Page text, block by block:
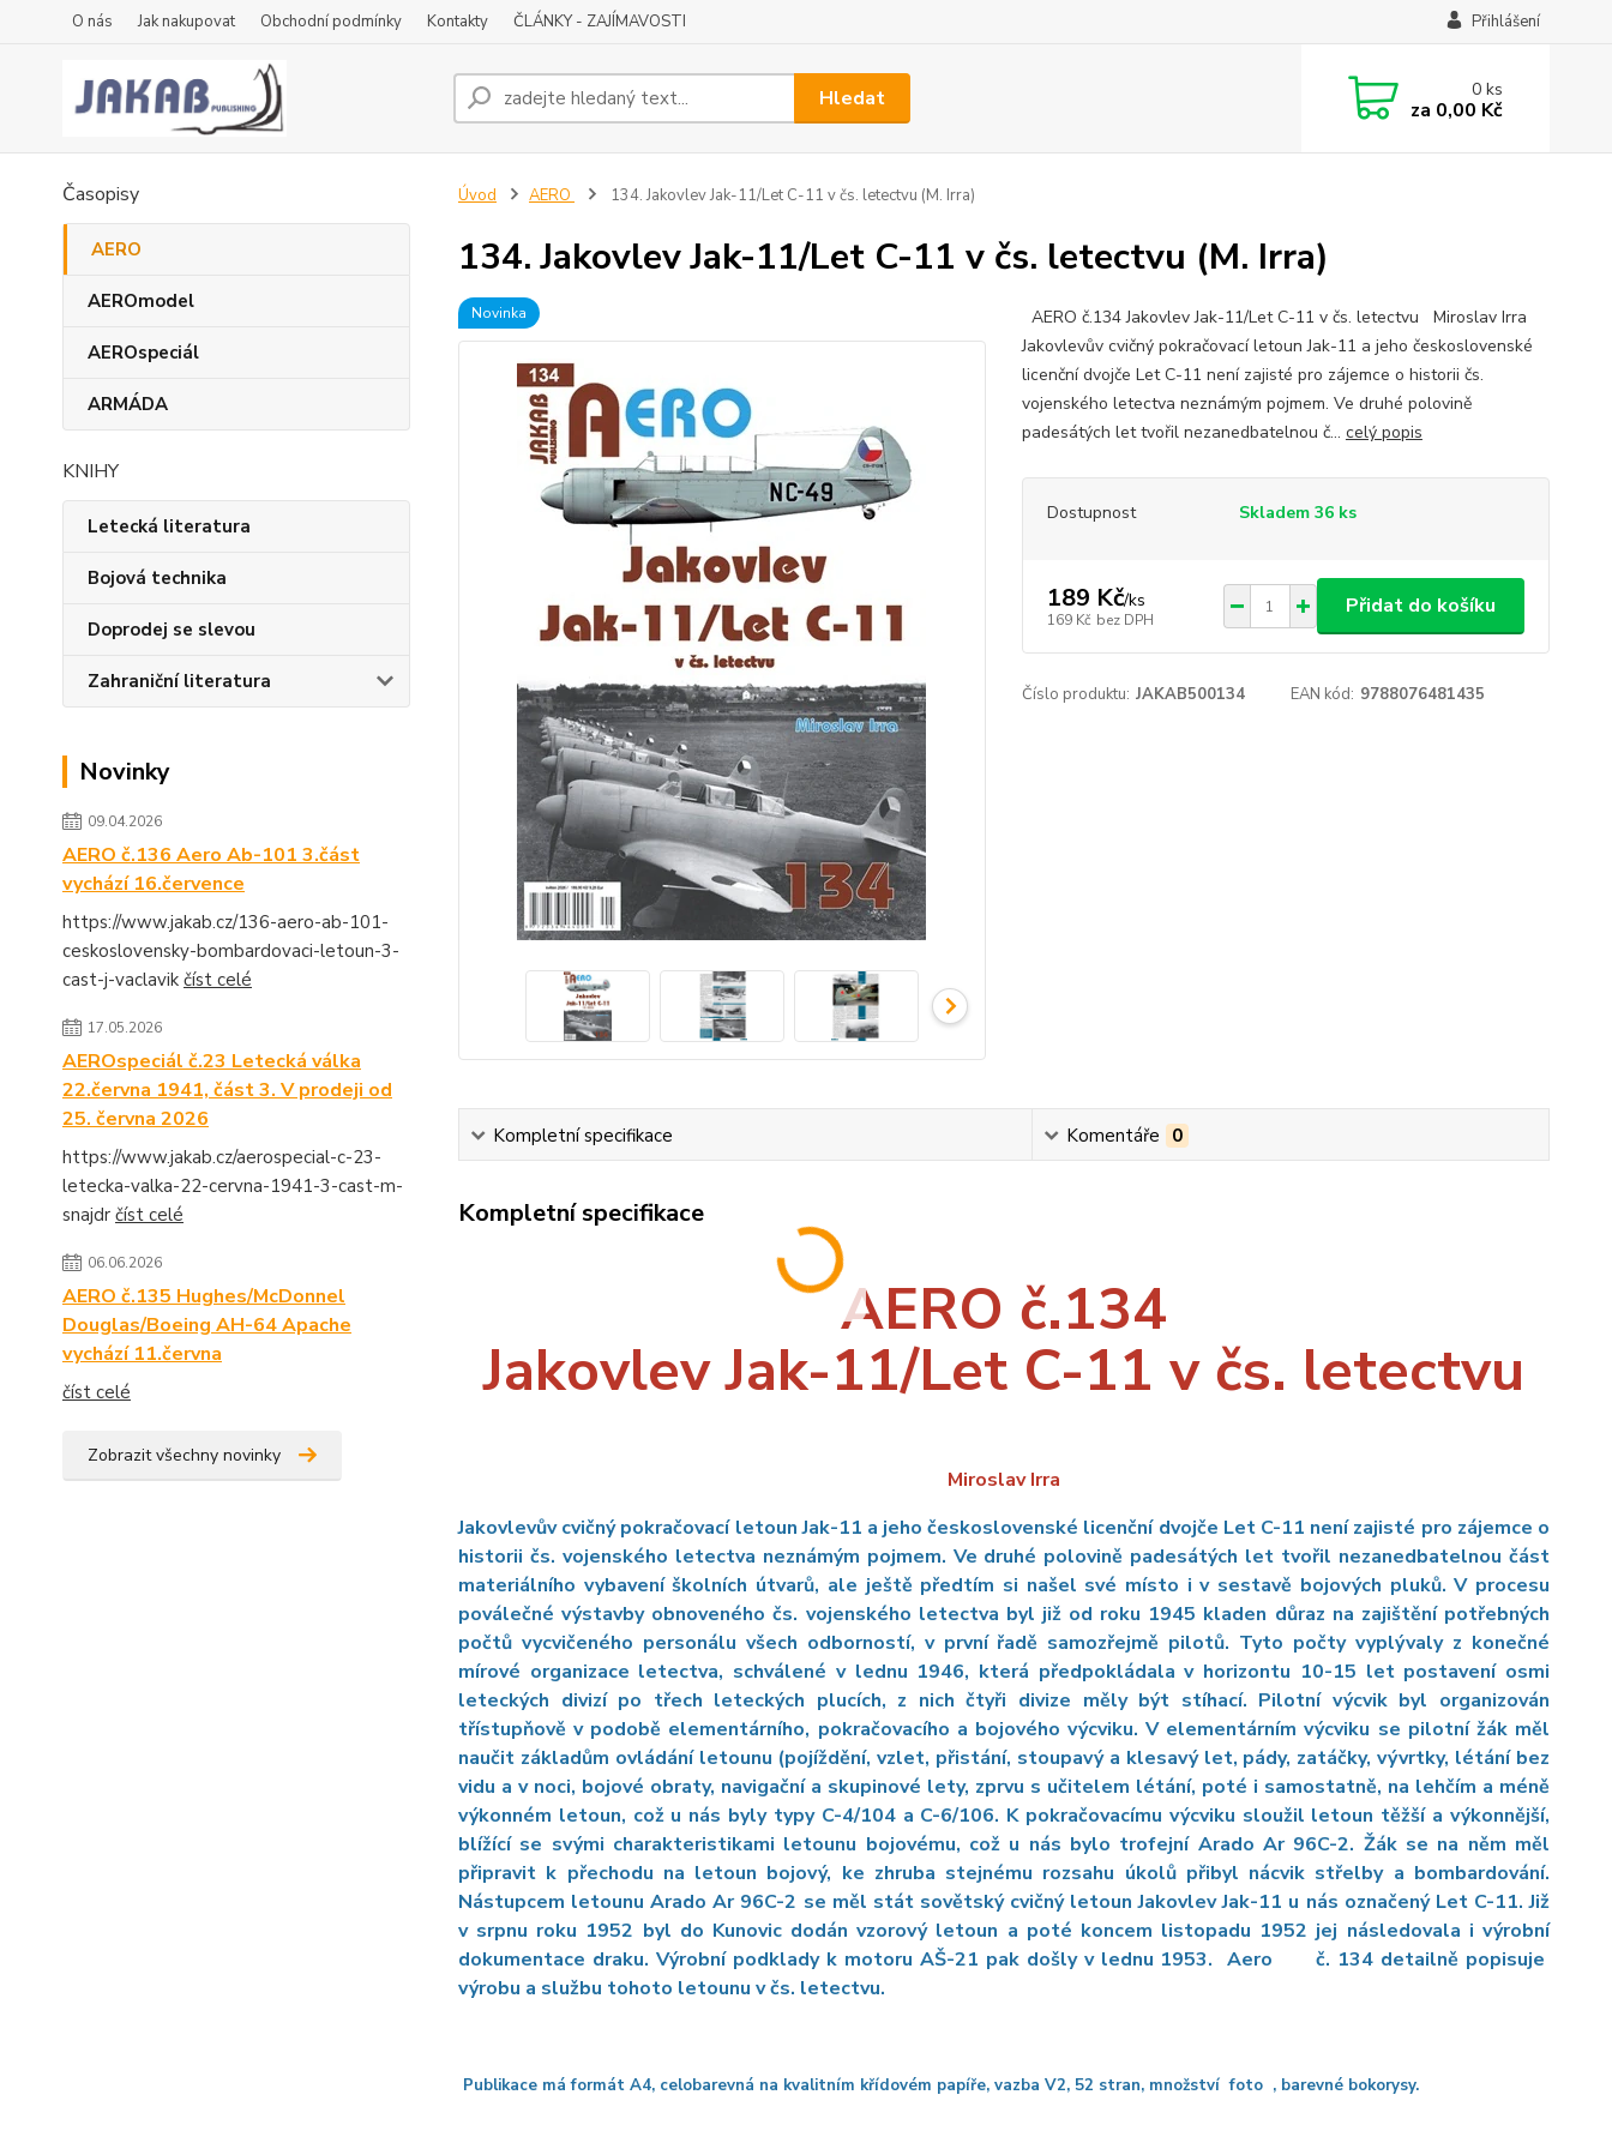
O nás Jak nakupovat Obchodní podmínky Kontakty ČLÁNKY - ZAJÍMAVOSTI Přihlášení
Hledat 0ks
za 0,00 Kč
Časopisy
AERO
AEROmodel
AEROspeciál
ARMÁDA
KNIHY
Letecká literatura
Bojová technika
Doprodej se slevou
Zahraniční literatura
Novinky
09.04.2026
AERO č.136 Aero Ab-101 3.část
vychází 16.července
https://www.jakab.cz/136-aero-ab-101-
ceskoslovensky-bombardovaci-letoun-3-
cast-j-vaclavik číst celé
17.05.2026
AEROspeciál č.23 Letecká válka
22.června 1941, část 3. V prodeji od
25. června 2026
https://www.jakab.cz/aerospecial-c-23-
letecka-valka-22-cervna-1941-3-cast-m-
snajdr číst celé
06.06.2026
AERO č.135 Hughes/McDonnel
Douglas/Boeing AH-64 Apache
vychází 11.června
číst celé
Zobrazit všechny novinky
Úvod AERO 134. Jakovlev Jak-11/Let C-11 v čs. letectvu (M. Irra)
134. Jakovlev Jak-11/Let C-11 v čs. letectvu (M. Irra)
Novinka
AERO č.134 Jakovlev Jak-11/Let C-11 v čs. letectvu Miroslav Irra
Jakovlevův cvičný pokračovací letoun Jak-11 a jeho československé
licenční dvojče Let C-11 není zajisté pro zájemce o historii čs.
vojenského letectva neznámým pojmem. Ve druhé polovině
padesátých let tvořil nezanedbatelnou č... celý popis
Dostupnost Skladem 36 ks
189 Kč/ks
169 Kč bez DPH
Přidat do košíku
Číslo produktu: JAKAB500134 EAN kód: 9788076481435
Kompletní specifikace Komentáře 0
Kompletní specifikace
AERO č.134
Jakovlev Jak-11/Let C-11 v čs. letectvu
Miroslav Irra
Jakovlevův cvičný pokračovací letoun Jak-11 a jeho československé licenční dvojče Let C-11 není zajisté pro zájemce o
historii čs. vojenského letectva neznámým pojmem. Ve druhé polovině padesátých let tvořil nezanedbatelnou část
materiálního vybavení školních útvarů, ale ještě předtím si našel své místo i v sestavě bojových pluků. V procesu
poválečné výstavby obnoveného čs. vojenského letectva byl již od roku 1945 kladen důraz na zajištění potřebných
počtů vycvičeného personálu všech odborností, v první řadě samozřejmě pilotů. Tyto počty vyplývaly z konečné
mírové organizace letectva, schválené v lednu 1946, která předpokládala v horizontu 10-15 let postavení osmi
leteckých divizí po třech leteckých plucích, z nich čtyři divize měly být stíhací. Pilotní výcvik byl organizován
třístupňově v podobě elementárního, pokračovacího a bojového výcviku. V elementárním výcviku se pilotní žák měl
naučit základům ovládání letounu (pojíždění, vzlet, přistání, stoupavý a klesavý let, pády, zatáčky, vývrtky, létání bez
vidu a v noci, bojové obraty, navigační a skupinové lety, zprvu s učitelem létání, poté i samostatně, na lehčím a méně
výkonném letoun, což u nás byly typy C-4/104 a C-6/106. K pokračovacímu výcviku sloužil letoun těžší a výkonnější,
blížící se svými charakteristikami letounu bojovému, což u nás bylo trofejní Arado Ar 96C-2. Žák se na něm měl
připravit k přechodu na letoun bojový, ke zhruba stejnému rozsahu úkolů přibyl nácvik střelby a bombardování.
Nástupcem letounu Arado Ar 96C-2 se měl stát sovětský cvičný letoun Jakovlev Jak-11 u nás označený Let C-11. Již
v srpnu roku 1952 byl do Kunovic dodán vzorový letoun a poté koncem listopadu 1952 jej následovala i výrobní
dokumentace draku. Výrobní podklady k motoru AŠ-21 pak došly v lednu 1953.Aeroč. 134 detailně popisuje
výrobu a službu tohoto letounu v čs. letectvu.
Publikace má formát A4, celobarevná na kvalitním křídovém papíře, vazba V2, 52 stran, množství foto , barevné bokorysy.